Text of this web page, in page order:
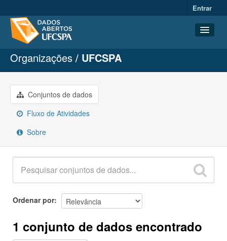
Entrar
Conjuntos de dados
Organizações
Grupos
Sobre
Organizações UFCSPA
Conjuntos de dados
Fluxo de Atividades
Sobre
Ordenar por
1 conjunto de dados encontrado